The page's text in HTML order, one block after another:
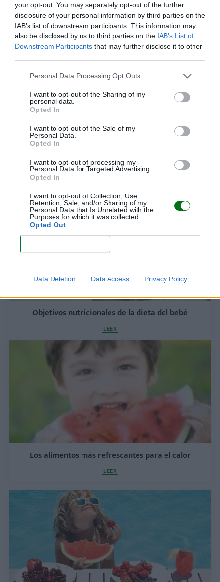
your opt-out. You may separately opt-out of the further
disclosure of your personal information by third parties on the
IAB’s list of downstream participants. This information may
also be disclosed by us to third parties on the IAB’s List of
Downstream Participants that may further disclose it to other
Personal Data Processing Opt Outs
I want to opt-out of the Sharing of my
personal data.
Opted In
I want to opt-out of the Sale of my
Personal Data.
Opted In
I want to opt-out of processing my
Personal Data for Targeted Advertising.
Opted In
I want to opt-out of Collection, Use,
Retention, Sale, and/or Sharing of my
Personal Data that Is Unrelated with the
Purposes for which it was collected.
Opted Out
Data Deletion Data Access Privacy Policy
Lactancia materna: beneficios para el bebé y la
mamá
LEER
La importancia del hierro en la dieta del niño
Objetivos nutricionales de la dieta del bebé
LEER
Los alimentos más refrescantes para el calor
LEER